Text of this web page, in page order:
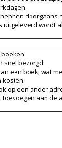
doorgaans
uitgeleverd wordt
boeken
snel bezorgd.
een boek, wat
kosten.
op een ander
aan de